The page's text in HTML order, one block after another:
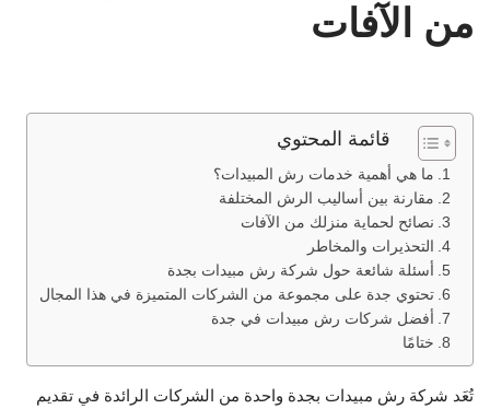
من الآفات
قائمة المحتوي
ما هي أهمية خدمات رش المبيدات؟
مقارنة بين أساليب الرش المختلفة
نصائح لحماية منزلك من الآفات
التحذيرات والمخاطر
أسئلة شائعة حول شركة رش مبيدات بجدة
تحتوي جدة على مجموعة من الشركات المتميزة في هذا المجال
أفضل شركات رش مبيدات في جدة
ختامًا
تُعَد شركة رش مبيدات بجدة واحدة من الشركات الرائدة في تقديم